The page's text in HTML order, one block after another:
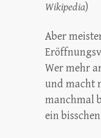
Wikipedia)
Aber
Wer mehr
und macht
manchmal
ein